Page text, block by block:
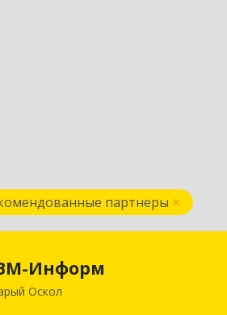
партнеры
Информ
Оскол
309516, Белгородская обл, Старый